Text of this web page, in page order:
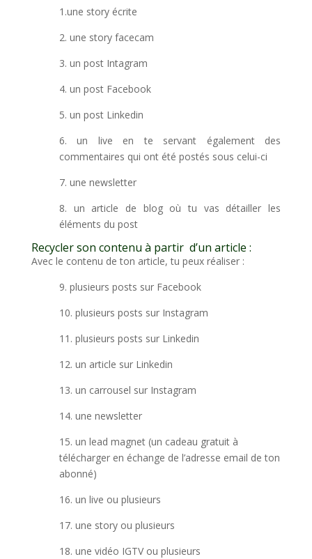
1.une story écrite
2. une story facecam
3. un post Intagram
4. un post Facebook
5. un post Linkedin
6. un live en te servant également des
commentaires qui ont été postés sous celui-ci
7. une newsletter
8. un article de blog où tu vas détailler les
éléments du post
Recycler son contenu à partir d’un article :
Avec le contenu de ton article, tu peux réaliser :
9. plusieurs posts sur Facebook
10. plusieurs posts sur Instagram
11. plusieurs posts sur Linkedin
12. un article sur Linkedin
13. un carrousel sur Instagram
14. une newsletter
15. un lead magnet (un cadeau gratuit à
télécharger en échange de l’adresse email de ton
abonné)
16. un live ou plusieurs
17. une story ou plusieurs
18. une vidéo IGTV ou plusieurs